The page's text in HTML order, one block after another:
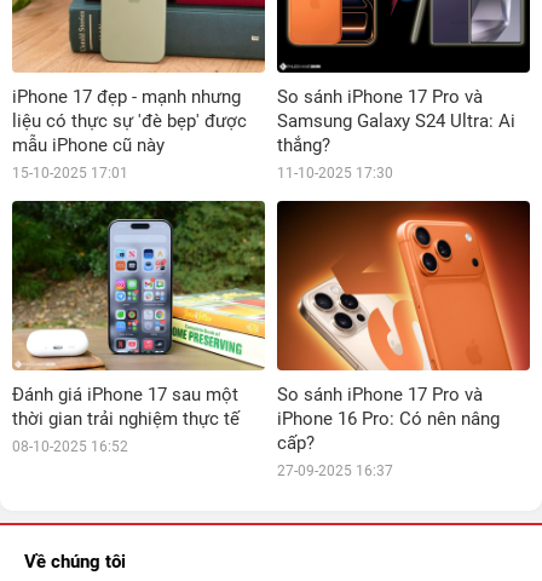
iPhone 17 đẹp - mạnh nhưng
liệu có thực sự 'đè bẹp' được
mẫu iPhone cũ này
15-10-2025 17:01
So sánh iPhone 17 Pro và
Samsung Galaxy S24 Ultra: Ai
thắng?
11-10-2025 17:30
Đánh giá iPhone 17 sau một
thời gian trải nghiệm thực tế
08-10-2025 16:52
So sánh iPhone 17 Pro và
iPhone 16 Pro: Có nên nâng
cấp?
27-09-2025 16:37
Về chúng tôi